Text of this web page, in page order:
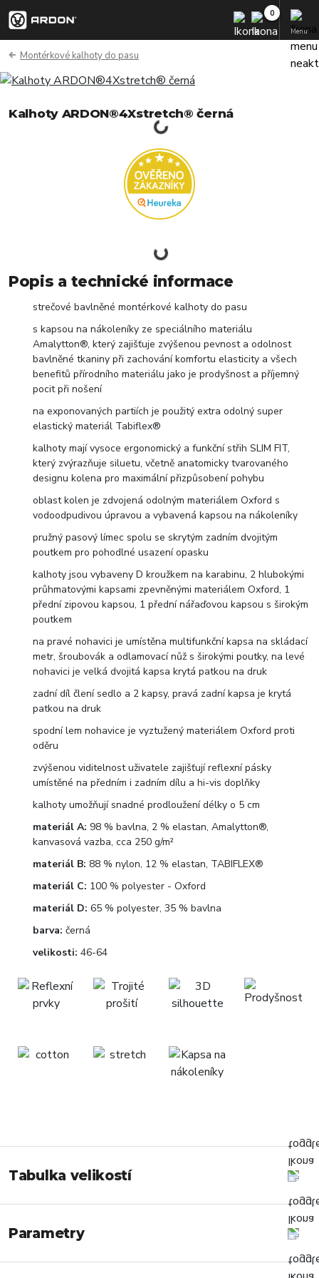
Menu
Montérkové kalhoty do pasu
Kalhoty ARDON®4Xstretch® černá
Popis a technické informace
strečové bavlněné montérkové kalhoty do pasu
s kapsou na nákoleníky ze speciálního materiálu
Amalytton®, který zajišťuje zvýšenou pevnost a odolnost
bavlněné tkaniny při zachování komfortu elasticity a všech
benefitů přírodního materiálu jako je prodyšnost a příjemný
pocit při nošení
na exponovaných partiích je použitý extra odolný super
elastický materiál Tabiflex®
kalhoty mají vysoce ergonomický a funkční střih SLIM FIT,
který zvýrazňuje siluetu, včetně anatomicky tvarovaného
designu kolena pro maximální přizpůsobení pohybu
oblast kolen je zdvojená odolným materiálem Oxford s
vodoodpudivou úpravou a vybavená kapsou na nákoleníky
pružný pasový límec spolu se skrytým zadním dvojitým
poutkem pro pohodlné usazení opasku
kalhoty jsou vybaveny D kroužkem na karabinu, 2 hlubokými
průhmatovými kapsami zpevněnými materiálem Oxford, 1
přední zipovou kapsou, 1 přední nářaďovou kapsou s širokým
poutkem
na pravé nohavici je umístěna multifunkční kapsa na skládací
metr, šroubovák a odlamovací nůž s širokými poutky, na levé
nohavici je velká dvojitá kapsa krytá patkou na druk
zadní díl člení sedlo a 2 kapsy, pravá zadní kapsa je krytá
patkou na druk
spodní lem nohavice je vyztužený materiálem Oxford proti
oděru
zvýšenou viditelnost uživatele zajišťují reflexní pásky
umístěné na předním i zadním dílu a hi-vis doplňky
kalhoty umožňují snadné prodloužení délky o 5 cm
materiál A: 98 % bavlna, 2 % elastan, Amalytton®,
kanvasová vazba, cca 250 g/m²
materiál B: 88 % nylon, 12 % elastan, TABIFLEX®
materiál C: 100 % polyester - Oxford
materiál D: 65 % polyester, 35 % bavlna
barva: černá
velikosti: 46-64
Tabulka velikostí
Parametry